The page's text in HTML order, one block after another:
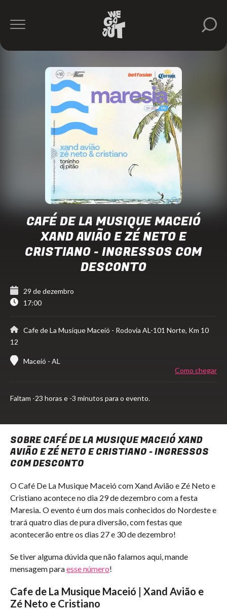
Cafe
La
Musique
CAFÉ DE LA MUSIQUE MACEIÓ
XAND AVIÃO E ZÉ NETO E
CRISTIANO - INGRESSOS COM
DESCONTO
29 de dezembro
17:00
Cafe de La Musique Maceió - Rodovia AL-101 Norte, Km 10
12
Maceió - AL
Como chegar
Faltam -23 horas e -3 minutos para o evento.
SOBRE CAFÉ DE LA MUSIQUE MACEIÓ XAND
AVIÃO E ZÉ NETO E CRISTIANO - INGRESSOS
COM DESCONTO
O Café De La Musique Maceió com Xand Avião e Zé Neto e
Cristiano acontece no dia 29 de dezembro com a festa
Maresia. O evento é um dos mais conhecidos do Nordeste e
trará quatro dias de pura diversão, com festas que
acontecerão entre os dias 27 e 30 de dezembro!
Se tiver alguma dúvida que não falamos aqui, mande
mensagem paraesse número!
Cafe de La Musique Maceió | Xand Avião e
Zé Neto e Cristiano